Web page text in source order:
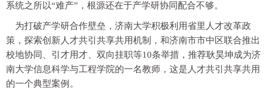
系统之所以“难产”，根源还在于产学研协同配合不够。
为打破产学研合作壁垒，济南大学积极利用省里人才改革政
策，探索创新人才共引共享共用机制，和济南市市中区联合推出
校地协同、引才用才、双向挂职等10条举措，推荐耿昊坤成为济
南大学信息科学与工程学院的一名教师，这是人才共引共享共用
的一个典型案例。